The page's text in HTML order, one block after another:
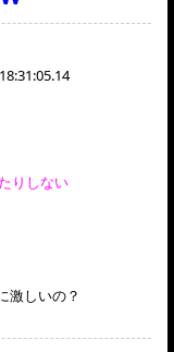
りしない
激しいの？